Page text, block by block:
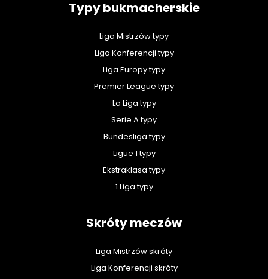
Typy bukmacherskie
Liga Mistrzów typy
Liga Konferencji typy
Liga Europy typy
Premier League typy
La Liga typy
Serie A typy
Bundesliga typy
Ligue 1 typy
Ekstraklasa typy
1 Liga typy
Skróty meczów
Liga Mistrzów skróty
Liga Konferencji skróty